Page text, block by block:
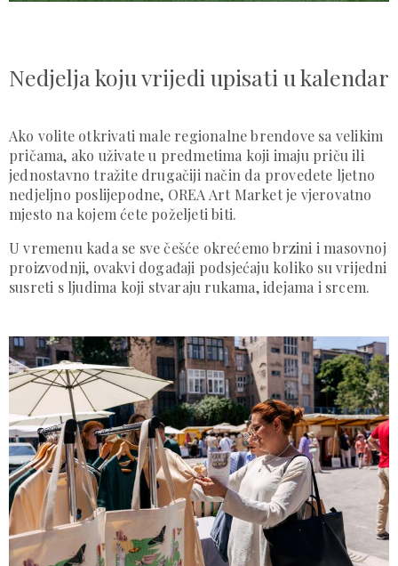
Nedjelja koju vrijedi upisati u kalendar
Ako volite otkrivati male regionalne brendove sa velikim
pričama, ako uživate u predmetima koji imaju priču ili
jednostavno tražite drugačiji način da provedete ljetno
nedjeljno poslijepodne, OREA Art Market je vjerovatno
mjesto na kojem ćete poželjeti biti.
U vremenu kada se sve češće okrećemo brzini i masovnoj
proizvodnji, ovakvi događaji podsjećaju koliko su vrijedni
susreti s ljudima koji stvaraju rukama, idejama i srcem.